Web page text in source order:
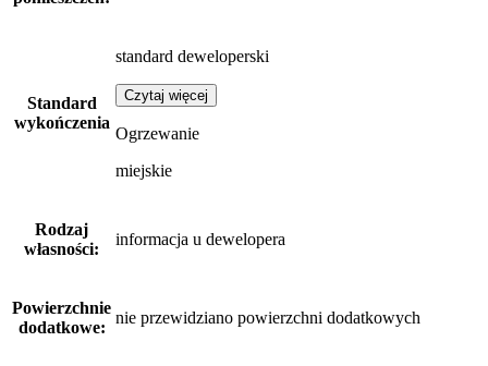
Standard
wykończenia
standard deweloperski
Czytaj więcej
Ogrzewanie
miejskie
Rodzaj
własności:
informacja u dewelopera
Powierzchnie
dodatkowe:
nie przewidziano powierzchni dodatkowych